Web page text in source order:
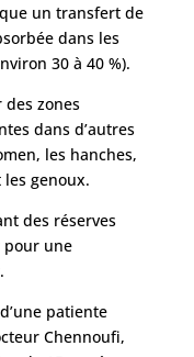
un transfert de
dans les
30 à 40 %).
des zones
dans d’autres
les hanches,
genoux.
des réserves
pour une
patiente
Chennoufi,